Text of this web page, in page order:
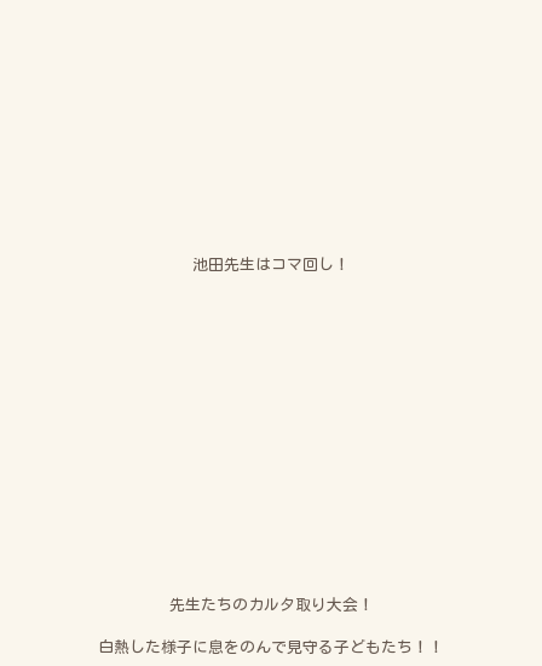
池田先生はコマ回し！
先生たちのカルタ取り大会！
白熱した様子に息をのんで見守る子どもたち！！